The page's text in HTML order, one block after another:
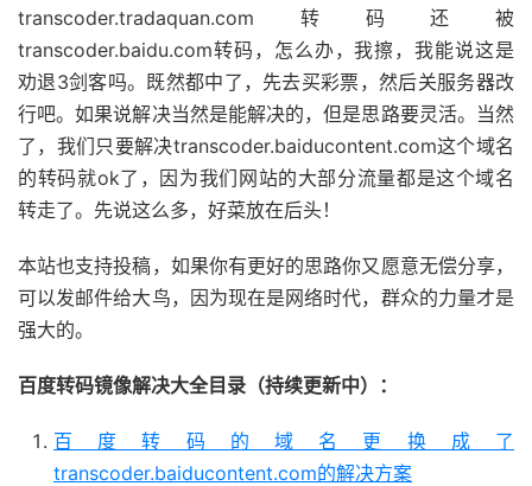
transcoder.tradaquan.com转码还被
transcoder.baidu.com转码，怎么办，我擦，我能说这是
劝退3剑客吗。既然都中了，先去买彩票，然后关服务器改
行吧。如果说解决当然是能解决的，但是思路要灵活。当然
了，我们只要解决transcoder.baiducontent.com这个域名
的转码就ok了，因为我们网站的大部分流量都是这个域名
转走了。先说这么多，好菜放在后头！
本站也支持投稿，如果你有更好的思路你又愿意无偿分享，
可以发邮件给大鸟，因为现在是网络时代，群众的力量才是
强大的。
百度转码镜像解决大全目录（持续更新中）：
百度转码的域名更换成了
transcoder.baiducontent.com的解决方案